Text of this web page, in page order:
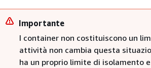
Importante
I container non costituiscono un
attività non cambia questa
ha un proprio limite di isolamento